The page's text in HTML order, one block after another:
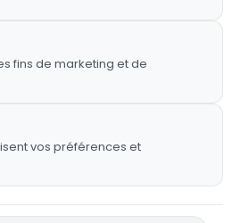
fins de marketing et de
vos préférences et